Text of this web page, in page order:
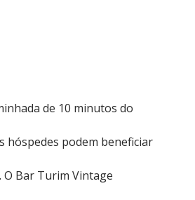
de 10 minutos do
hóspedes podem beneficiar
Bar Turim Vintage